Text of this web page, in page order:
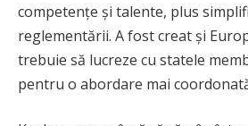
competențe și talente, plus
reglementării. A fost creat și
trebuie să lucreze cu statele
pentru o abordare mai